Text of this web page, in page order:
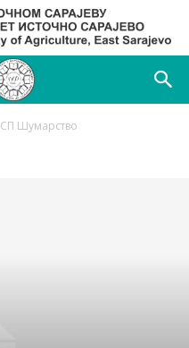
СП Шумарство